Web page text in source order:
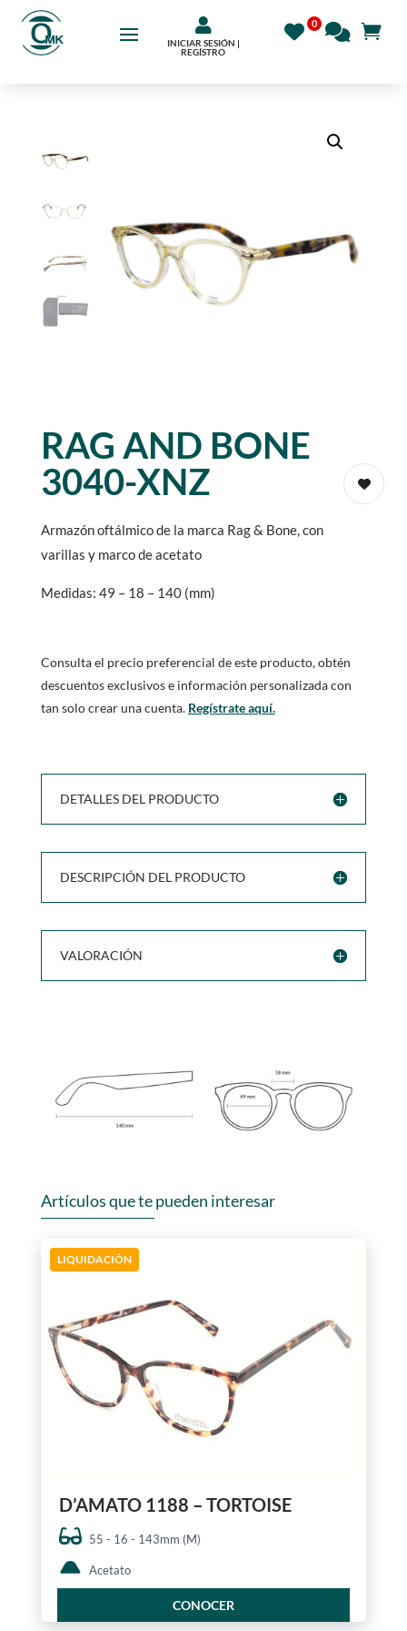

INICIAR SESIÓN |
REGÍSTRO
RAG AND BONE
3040-XNZ
Armazón oftálmico de la marca Rag & Bone, con
varillas y marco de acetato
Medidas: 49 – 18 – 140 (mm)
Consulta el precio preferencial de este producto, obtén
descuentos exclusivos e información personalizada con
tan solo crear una cuenta. Regístrate aquí.
DETALLES DEL PRODUCTO
DESCRIPCIÓN DEL PRODUCTO
VALORACIÓN
Artículos que te pueden interesar
LIQUIDACIÓN
D’AMATO 1188 – TORTOISE
55 - 16 - 143mm (M)
Acetato
CONOCER